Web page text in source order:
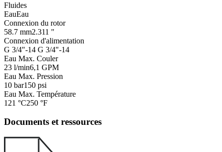
Fluides
EauEau
Connexion du rotor
58.7 mm2.311 "
Connexion d'alimentation
G 3/4"-14 G 3/4"-14
Eau Max. Couler
23 l/min6,1 GPM
Eau Max. Pression
10 bar150 psi
Eau Max. Température
121 °C250 °F
Documents et ressources